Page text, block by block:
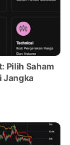
Pilih Saham
Jangka